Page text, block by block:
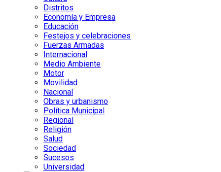
Distritos
Economía y Empresa
Educación
Festejos y celebraciones
Fuerzas Armadas
Internacional
Medio Ambiente
Motor
Movilidad
Nacional
Obras y urbanismo
Política Municipal
Regional
Religión
Salud
Sociedad
Sucesos
Universidad